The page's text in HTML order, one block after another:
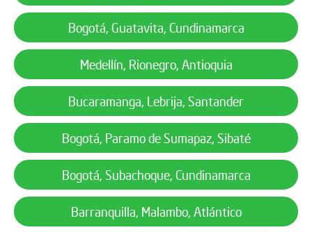
Bogotá, Guatavita, Cundinamarca
Medellín, Rionegro, Antioquia
Bucaramanga, Lebrija, Santander
Bogotá, Paramo de Sumapaz, Sibaté
Bogotá, Subachoque, Cundinamarca
Barranquilla, Malambo, Atlántico